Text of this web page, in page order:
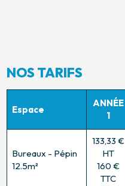
NOS TARIFS
Espace
ANNÉE
1
Bureaux - Pépin
12.5m²
133,33 €
HT
160 €
TTC